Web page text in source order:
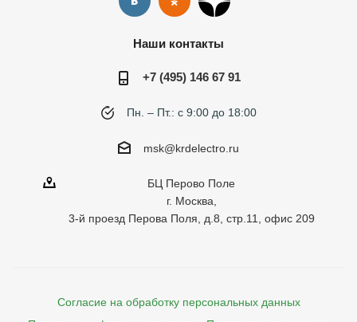
Наши контакты
+7 (495) 146 67 91
Пн. – Пт.: с 9:00 до 18:00
msk@krdelectro.ru
БЦ Перово Поле
г. Москва,
3-й проезд Перова Поля, д.8, стр.11, офис 209
Согласие на обработку персональных данных